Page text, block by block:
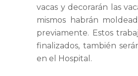
vacas y decorarán las
mismos habrán
previamente. Estos
finalizados, también
en el Hospital.